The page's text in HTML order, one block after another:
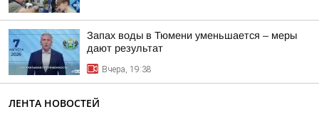
Запах воды в Тюмени уменьшается – меры
дают результат
Вчера, 19:38
ЛЕНТА НОВОСТЕЙ